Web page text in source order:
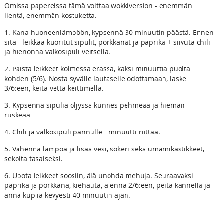
Omissa papereissa tämä voittaa wokkiversion - enemmän
lientä, enemmän kostuketta.
1. Kana huoneenlämpöön, kypsennä 30 minuutin päästä. Ennen
sitä - leikkaa kuoritut sipulit, porkkanat ja paprika + siivuta chili
ja hienonna valkosipuli veitsellä.
2. Paista leikkeet kolmessa erässä, kaksi minuuttia puolta
kohden (5/6). Nosta syvälle lautaselle odottamaan, laske
3/6:een, keitä vettä keittimellä.
3. Kypsennä sipulia öljyssä kunnes pehmeää ja hieman
ruskeaa.
4. Chili ja valkosipuli pannulle - minuutti riittää.
5. Vähennä lämpöä ja lisää vesi, sokeri sekä umamikastikkeet,
sekoita tasaiseksi.
6. Upota leikkeet soosiin, älä unohda mehuja. Seuraavaksi
paprika ja porkkana, kiehauta, alenna 2/6:een, peitä kannella ja
anna kuplia kevyesti 40 minuutin ajan.